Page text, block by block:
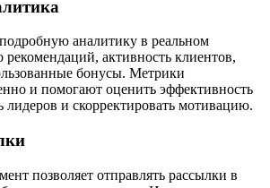
подробную аналитику в реальном
рекомендаций, активность клиентов,
бонусы. Метрики
и помогают оценить эффективность
лидеров и скорректировать мотивацию.
позволяет отправлять рассылки в